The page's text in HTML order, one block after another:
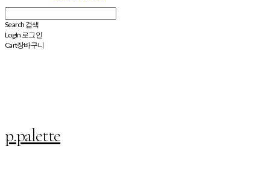
Search 검색
Log In 로그인
Cart장바구니
p.palette